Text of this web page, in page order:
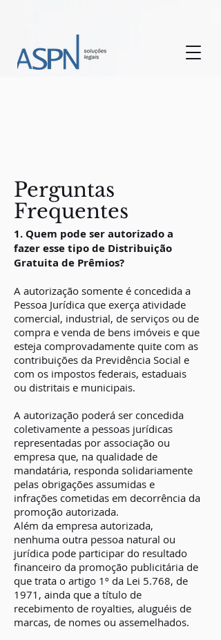
Perguntas
Frequentes
1. Quem pode ser autorizado a
fazer esse tipo de Distribuição
Gratuita de Prêmios?
A autorização somente é concedida a
Pessoa Jurídica que exerça atividade
comercial, industrial, de serviços ou de
compra e venda de bens imóveis e que
esteja comprovadamente quite com as
contribuições da Previdência Social e
com os impostos federais, estaduais
ou distritais e municipais.
A autorização poderá ser concedida
coletivamente a pessoas jurídicas
representadas por associação ou
empresa que, na qualidade de
mandatária, responda solidariamente
pelas obrigações assumidas e
infrações cometidas em decorrência da
promoção autorizada.
Além da empresa autorizada,
nenhuma outra pessoa natural ou
jurídica pode participar do resultado
financeiro da promoção publicitária de
que trata o artigo 1º da Lei 5.768, de
1971, ainda que a título de
recebimento de royalties, aluguéis de
marcas, de nomes ou assemelhados.